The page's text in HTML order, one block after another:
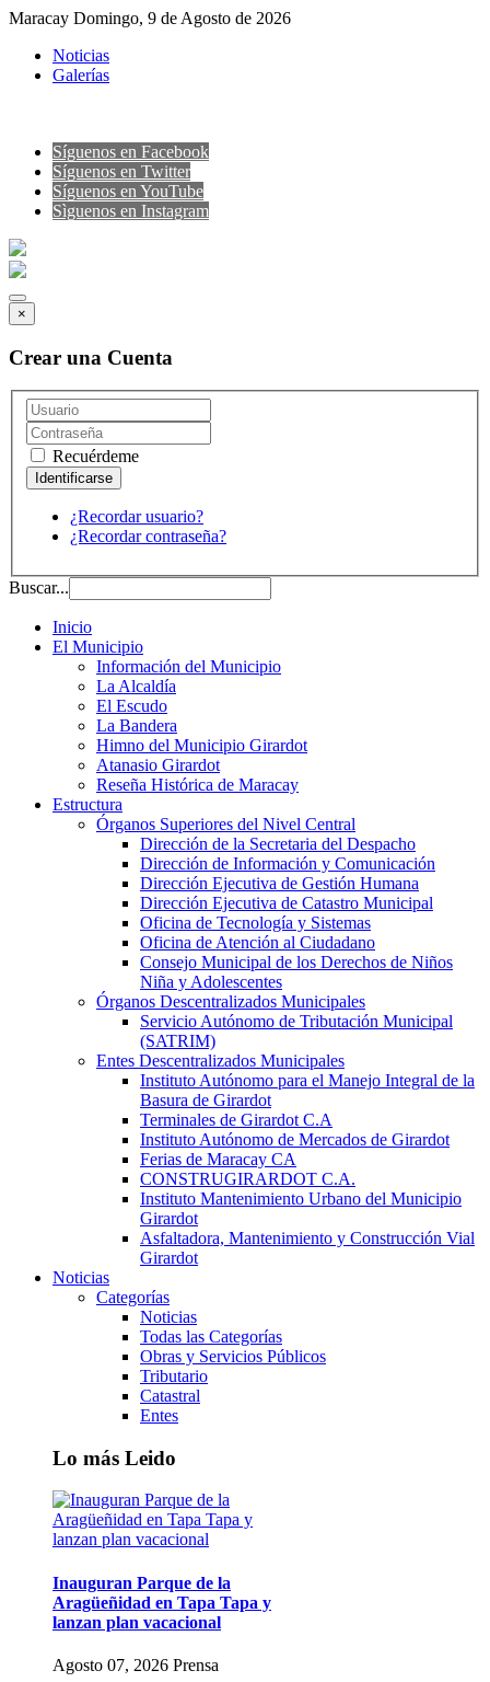
Maracay Domingo, 9 de Agosto de 2026
Noticias
Galerías
Síguenos en Facebook
Síguenos en Twitter
Síguenos en YouTube
Sìguenos en Instagram
×
Crear una Cuenta
Recuérdeme
¿Recordar usuario?
¿Recordar contraseña?
Buscar...
Inicio
El Municipio
Información del Municipio
La Alcaldía
El Escudo
La Bandera
Himno del Municipio Girardot
Atanasio Girardot
Reseña Histórica de Maracay
Estructura
Órganos Superiores del Nivel Central
Dirección de la Secretaria del Despacho
Dirección de Información y Comunicación
Dirección Ejecutiva de Gestión Humana
Dirección Ejecutiva de Catastro Municipal
Oficina de Tecnología y Sistemas
Oficina de Atención al Ciudadano
Consejo Municipal de los Derechos de Niños
Niña y Adolescentes
Órganos Descentralizados Municipales
Servicio Autónomo de Tributación Municipal
(SATRIM)
Entes Descentralizados Municipales
Instituto Autónomo para el Manejo Integral de la
Basura de Girardot
Terminales de Girardot C.A
Instituto Autónomo de Mercados de Girardot
Ferias de Maracay CA
CONSTRUGIRARDOT C.A.
Instituto Mantenimiento Urbano del Municipio
Girardot
Asfaltadora, Mantenimiento y Construcción Vial
Girardot
Noticias
Categorías
Noticias
Todas las Categorías
Obras y Servicios Públicos
Tributario
Catastral
Entes
Lo más Leido
Inauguran Parque de la
Aragüeñidad en Tapa Tapa y
lanzan plan vacacional
Agosto 07, 2026 Prensa